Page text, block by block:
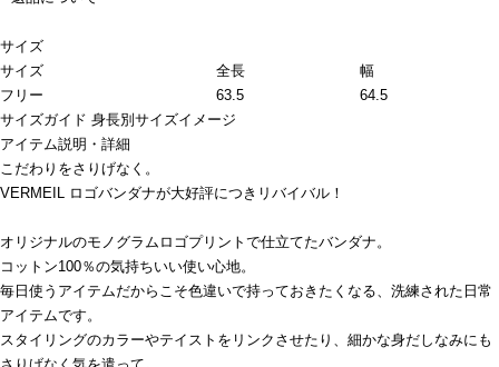
サイズ
サイズ
全長
幅
フリー
63.5
64.5
サイズガイド 身長別サイズイメージ
アイテム説明・詳細
こだわりをさりげなく。
VERMEIL ロゴバンダナが大好評につきリバイバル！
オリジナルのモノグラムロゴプリントで仕立てたバンダナ。
コットン100％の気持ちいい使い心地。
毎日使うアイテムだからこそ色違いで持っておきたくなる、洗練された日常
アイテムです。
スタイリングのカラーやテイストをリンクさせたり、細かな身だしなみにも